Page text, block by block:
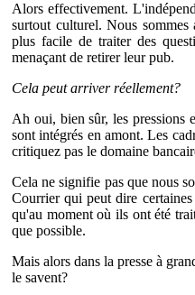
Alors effectivement.
surtout culturel. Nous sommes
plus facile de traiter des
menaçant de retirer leur pub.
Cela peut arriver réellement?
Ah oui, bien sûr, les pressions
sont intégrés en amont. Les
critiquez pas le domaine
Cela ne signifie pas que nous
Courrier qui peut dire
qu'au moment où ils ont été
que possible.
Mais alors dans la presse à
le savent?